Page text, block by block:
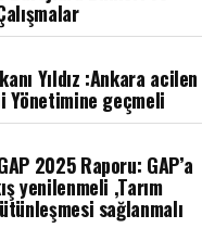
Yıldız :Ankara acilen
Yönetimine geçmeli
2025 Raporu: GAP’a
yenilenmeli ,Tarım
sağlanmalı